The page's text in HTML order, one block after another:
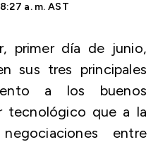
a. m. AST
primer día de junio,
sus tres principales
a los buenos
tecnológico que a la
entre